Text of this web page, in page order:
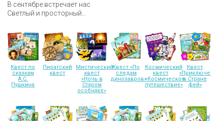
В сентябре встречает нас
Светлый и просторный…
Квест по
сказкам
А.С.
Пушкина
Пиратский
квест
Мистический
квест
«Ночь в
Старом
особняке»
Квест «По
следам
динозавров»
Космический
квест
«Космическое
путешествие»
Квест
в Стране
фей»